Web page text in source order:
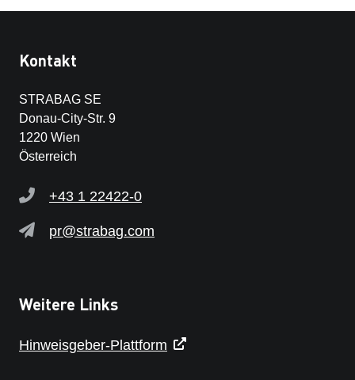
Kontakt
STRABAG SE
Donau-City-Str. 9
1220 Wien
Österreich
+43 1 22422-0
pr@strabag.com
Weitere Links
Hinweisgeber-Plattform